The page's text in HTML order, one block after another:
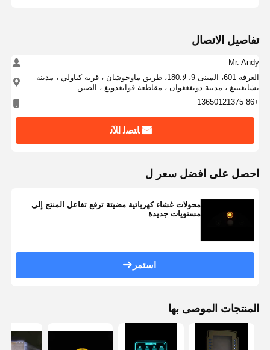
تبديل غشاء ثنائي الفينيل متعدد الكلور
تبديل الغشاء FPC
تبديل غشاء الإضاءة الخلفية
فيلم دليل الضوء
تفاصيل الاتصال
Mr. Andy
الغرفة 601، المبنى 9، لا.180، طريق ماوجوشان ، قرية كياولي ، مدينة
تشانغبينغ ، مدينة دونغغغوان ، مقاطعة قوانغدونغ ، الصين
+86 13650121375
ﺎﺘﺼﻟ ﺍﻶﻧ
احصل على افضل سعر ل
محولات غشاء كهربائية مضيئة ترفع تفاعل المنتج إلى
مستويات جديدة
استمر
المنتجات الموصى بها